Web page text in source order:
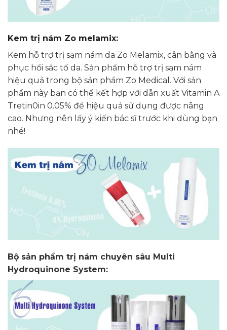
Kem trị nám Zo melamix:
Kem hỗ trợ trị sạm nám da Zo Melamix, cân bằng và
phục hồi sắc tố da. Sản phẩm hỗ trợ trị sạm nám
hiệu quả trong bộ sản phẩm Zo Medical. Với sản
phẩm này bạn có thể kết hợp với dẫn xuất Vitamin A
Tretin0in 0.05% để hiệu quả sử dụng được nâng
cao. Nhưng nên lấy ý kiến bác sĩ trước khi dùng bạn
nhé!
Bộ sản phẩm trị nám chuyên sâu Multi
Hydroquinone System: